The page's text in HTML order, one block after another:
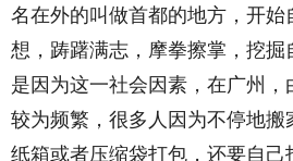
名在外的叫做首都的地方，开始
想，踌躇满志，摩拳擦掌，挖
是因为这一社会因素，在广州
较为频繁，很多人因为不停地
纸箱或者压缩袋打包，还要自己